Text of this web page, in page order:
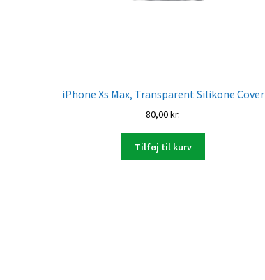
iPhone Xs Max, Transparent Silikone Cover
80,00kr.
Tilføj til kurv